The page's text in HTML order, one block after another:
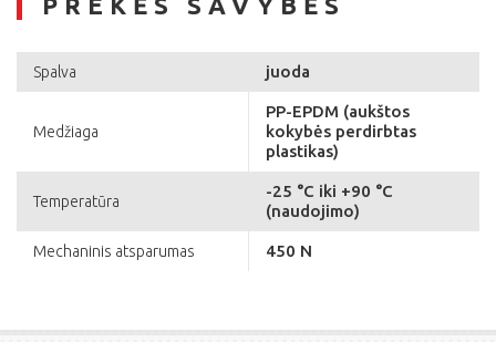
Spalva juoda
Medžiaga
PP-EPDM (aukštos
kokybės perdirbtas
plastikas)
Temperatūra
-25 °C iki +90 °C
(naudojimo)
Mechaninis atsparumas 450 N